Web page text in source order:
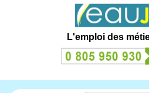
L'emploi des